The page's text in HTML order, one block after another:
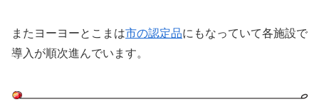
またヨーヨーとこまは市の認定品にもなっていて各施設で
導入が順次進んでいます。